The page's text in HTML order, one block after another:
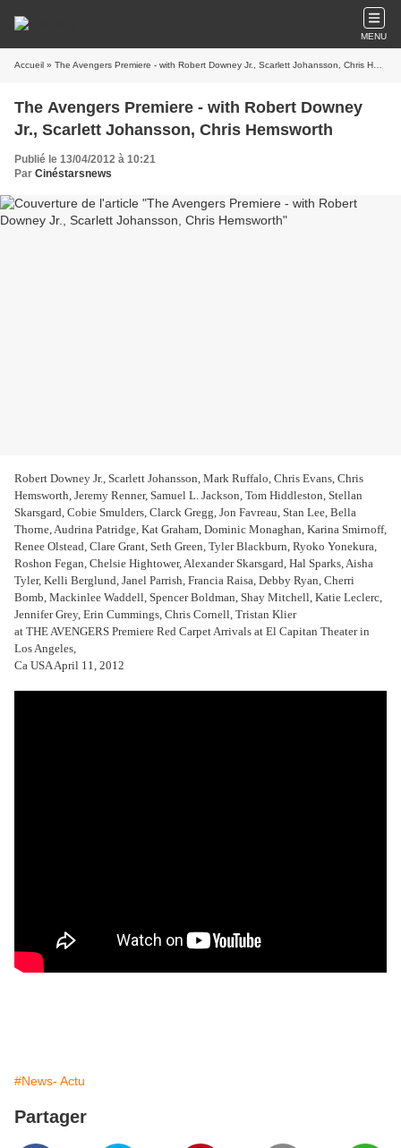
MENU
Accueil » The Avengers Premiere - with Robert Downey Jr., Scarlett Johansson, Chris Hemsworth
The Avengers Premiere - with Robert Downey
Jr., Scarlett Johansson, Chris Hemsworth
Publié le 13/04/2012 à 10:21
Par Cinéstarsnews
Robert Downey Jr., Scarlett Johansson, Mark Ruffalo, Chris Evans, Chris
Hemsworth, Jeremy Renner, Samuel L. Jackson, Tom Hiddleston, Stellan
Skarsgard, Cobie Smulders, Clarck Gregg, Jon Favreau, Stan Lee, Bella
Thorne, Audrina Patridge, Kat Graham, Dominic Monaghan, Karina Smirnoff,
Renee Olstead, Clare Grant, Seth Green, Tyler Blackburn, Ryoko Yonekura,
Roshon Fegan, Chelsie Hightower, Alexander Skarsgard, Hal Sparks, Aisha
Tyler, Kelli Berglund, Janel Parrish, Francia Raisa, Debby Ryan, Cherri
Bomb, Mackinlee Waddell, Spencer Boldman, Shay Mitchell, Katie Leclerc,
Jennifer Grey, Erin Cummings, Chris Cornell, Tristan Klier
at THE AVENGERS Premiere Red Carpet Arrivals at El Capitan Theater in
Los Angeles,
Ca USA April 11, 2012
#News- Actu
Partager